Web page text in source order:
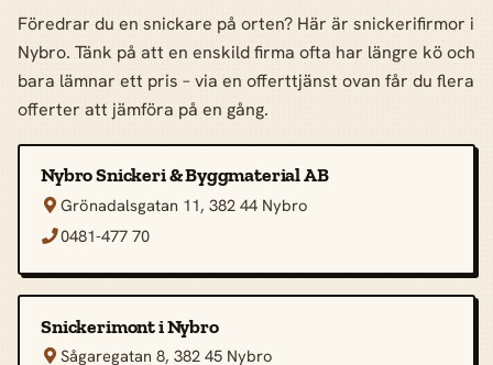
Föredrar du en snickare på orten? Här är snickerifirmor i
Nybro. Tänk på att en enskild firma ofta har längre kö och
bara lämnar ett pris – via en offerttjänst ovan får du flera
offerter att jämföra på en gång.
Nybro Snickeri & Byggmaterial AB
 Grönadalsgatan 11, 382 44 Nybro
0481-477 70
Snickerimont i Nybro
 Sågaregatan 8, 382 45 Nybro